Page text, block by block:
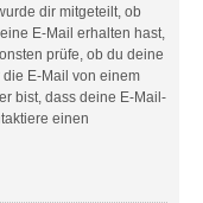
dir mitgeteilt, ob
E-Mail erhalten hast,
prüfe, ob du deine
E-Mail von einem
bist, dass deine E-Mail-
einen